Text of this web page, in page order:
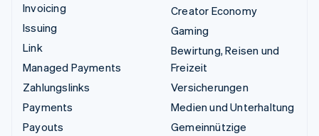
Invoicing
Issuing
Link
Managed Payments
Zahlungslinks
Payments
Payouts
Creator Economy
Gaming
Bewirtung, Reisen und
Freizeit
Versicherungen
Medien und Unterhaltung
Gemeinnützige